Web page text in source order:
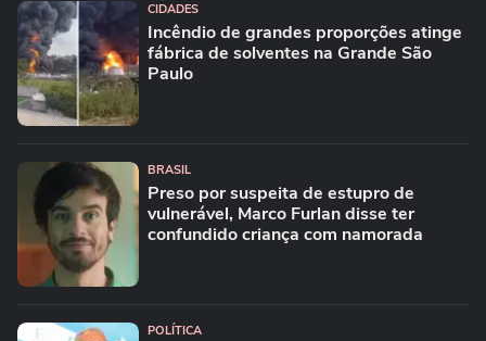
CIDADES
Incêndio de grandes proporções atinge
fábrica de solventes na Grande São
Paulo
BRASIL
Preso por suspeita de estupro de
vulnerável, Marco Furlan disse ter
confundido criança com namorada
POLÍTICA